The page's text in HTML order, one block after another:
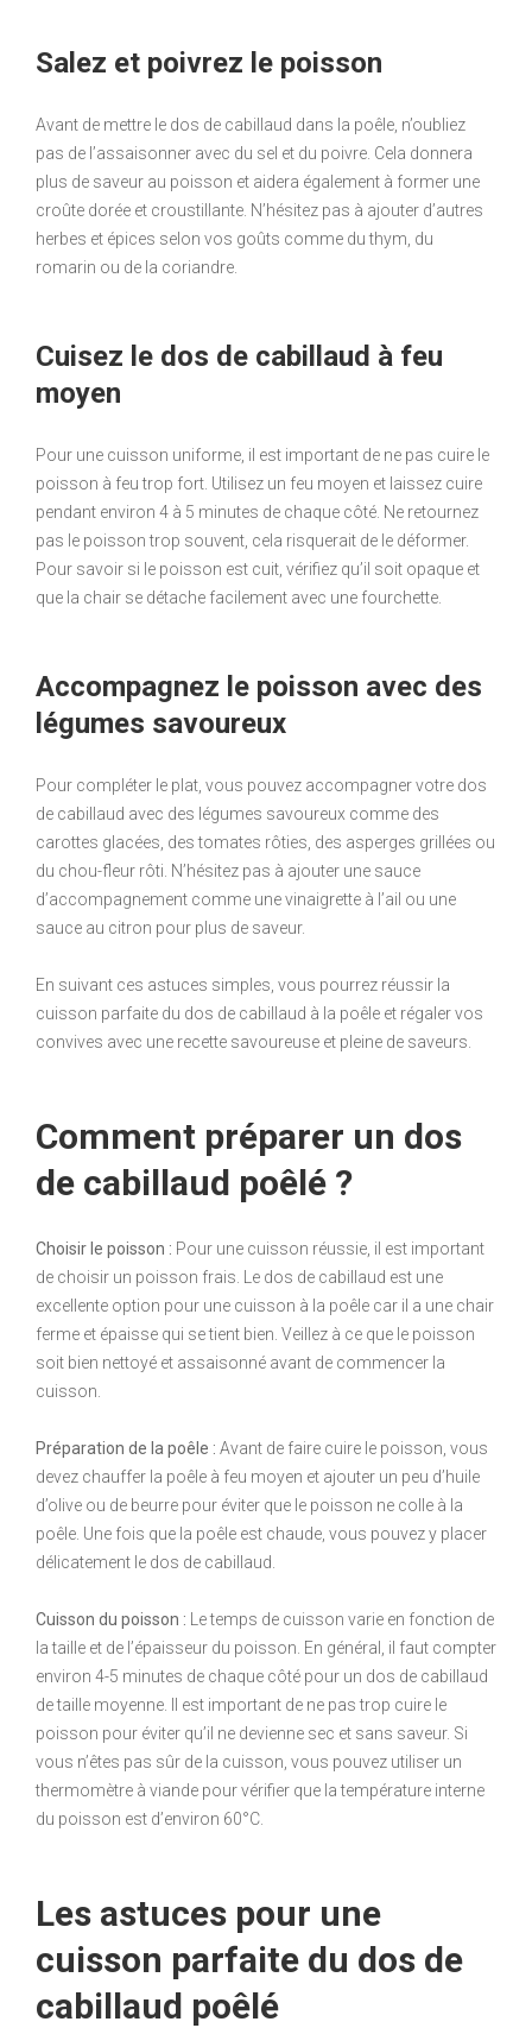
Salez et poivrez le poisson
Avant de mettre le dos de cabillaud dans la poêle, n’oubliez
pas de l’assaisonner avec du sel et du poivre. Cela donnera
plus de saveur au poisson et aidera également à former une
croûte dorée et croustillante. N’hésitez pas à ajouter d’autres
herbes et épices selon vos goûts comme du thym, du
romarin ou de la coriandre.
Cuisez le dos de cabillaud à feu
moyen
Pour une cuisson uniforme, il est important de ne pas cuire le
poisson à feu trop fort. Utilisez un feu moyen et laissez cuire
pendant environ 4 à 5 minutes de chaque côté. Ne retournez
pas le poisson trop souvent, cela risquerait de le déformer.
Pour savoir si le poisson est cuit, vérifiez qu’il soit opaque et
que la chair se détache facilement avec une fourchette.
Accompagnez le poisson avec des
légumes savoureux
Pour compléter le plat, vous pouvez accompagner votre dos
de cabillaud avec des légumes savoureux comme des
carottes glacées, des tomates rôties, des asperges grillées ou
du chou-fleur rôti. N’hésitez pas à ajouter une sauce
d’accompagnement comme une vinaigrette à l’ail ou une
sauce au citron pour plus de saveur.
En suivant ces astuces simples, vous pourrez réussir la
cuisson parfaite du dos de cabillaud à la poêle et régaler vos
convives avec une recette savoureuse et pleine de saveurs.
Comment préparer un dos
de cabillaud poêlé ?
Choisir le poisson : Pour une cuisson réussie, il est important
de choisir un poisson frais. Le dos de cabillaud est une
excellente option pour une cuisson à la poêle car il a une chair
ferme et épaisse qui se tient bien. Veillez à ce que le poisson
soit bien nettoyé et assaisonné avant de commencer la
cuisson.
Préparation de la poêle : Avant de faire cuire le poisson, vous
devez chauffer la poêle à feu moyen et ajouter un peu d’huile
d’olive ou de beurre pour éviter que le poisson ne colle à la
poêle. Une fois que la poêle est chaude, vous pouvez y placer
délicatement le dos de cabillaud.
Cuisson du poisson : Le temps de cuisson varie en fonction de
la taille et de l’épaisseur du poisson. En général, il faut compter
environ 4-5 minutes de chaque côté pour un dos de cabillaud
de taille moyenne. Il est important de ne pas trop cuire le
poisson pour éviter qu’il ne devienne sec et sans saveur. Si
vous n’êtes pas sûr de la cuisson, vous pouvez utiliser un
thermomètre à viande pour vérifier que la température interne
du poisson est d’environ 60°C.
Les astuces pour une
cuisson parfaite du dos de
cabillaud poêlé